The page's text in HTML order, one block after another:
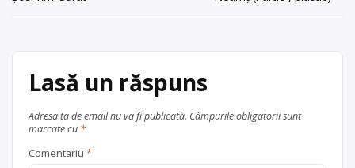
în
Lasă un răspuns
Adresa ta de email nu va fi publicată. Câmpurile obligatorii sunt
marcate cu *
Comentariu *